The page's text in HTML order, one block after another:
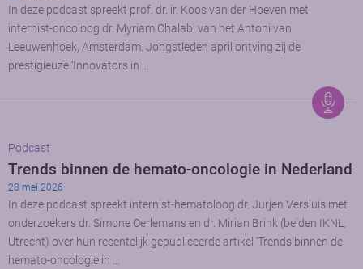
In deze podcast spreekt prof. dr. ir. Koos van der Hoeven met
internist-oncoloog dr. Myriam Chalabi van het Antoni van
Leeuwenhoek, Amsterdam. Jongstleden april ontving zij de
prestigieuze ‘Innovators in …
Podcast
Trends binnen de hemato-oncologie in Nederland
28 mei 2026
In deze podcast spreekt internist-hematoloog dr. Jurjen Versluis met
onderzoekers dr. Simone Oerlemans en dr. Mirian Brink (beiden IKNL,
Utrecht) over hun recentelijk gepubliceerde artikel ‘Trends binnen de
hemato-oncologie in …